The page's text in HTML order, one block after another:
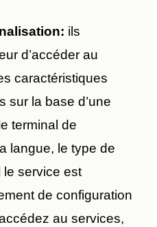
ils
d’accéder au
caractéristiques
sur la base d’une
terminal de
langue, le type de
le service est
de configuration
au services,